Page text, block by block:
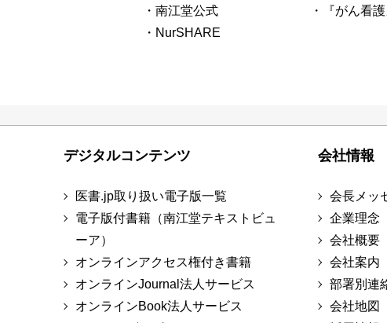
・南江堂公式
・NurSHARE
・『がん看
デジタルコンテンツ
医書.jp取り扱い電子版一覧
電子版付書籍（南江堂テキストビュ
ーア）
オンラインアクセス権付き書籍
オンラインJournal法人サービス
オンラインBook法人サービス
会社情報
会長メッ
企業理念
会社概要
会社案内
部署別連
会社地図